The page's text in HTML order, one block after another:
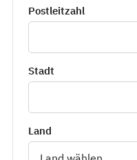
Postleitzahl
Stadt
Land